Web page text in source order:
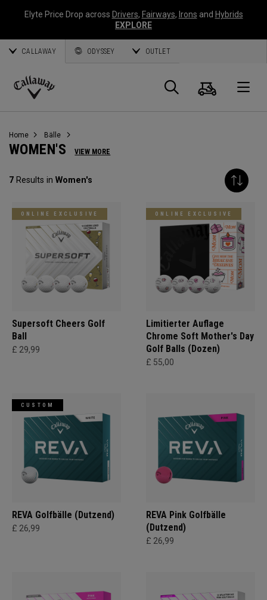
Elyte Price Drop across Drivers, Fairways, Irons and Hybrids
EXPLORE
CALLAWAY ODYSSEY OUTLET
Callaway
Suche
Home Bälle
WOMEN'S VIEW MORE
7 Results in Women's
ONLINE EXCLUSIVE
Supersoft Cheers Golf
Ball
£ 29,99
ONLINE EXCLUSIVE
Limitierter Auflage
Chrome Soft Mother's Day
Golf Balls (Dozen)
£ 55,00
CUSTOM
REVA Golfbälle (Dutzend)
£ 26,99
REVA Pink Golfbälle
(Dutzend)
£ 26,99